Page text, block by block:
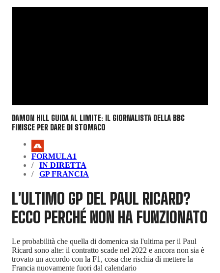
DAMON HILL GUIDA AL LIMITE: IL GIORNALISTA DELLA BBC
FINISCE PER DARE DI STOMACO
FORMULA1
IN DIRETTA
GP FRANCIA
L'ULTIMO GP DEL PAUL RICARD?
ECCO PERCHÉ NON HA FUNZIONATO
Le probabilità che quella di domenica sia l'ultima per il Paul
Ricard sono alte: il contratto scade nel 2022 e ancora non sia è
trovato un accordo con la F1, cosa che rischia di mettere la
Francia nuovamente fuori dal calendario